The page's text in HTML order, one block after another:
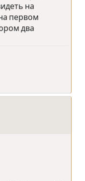
на
первом
два